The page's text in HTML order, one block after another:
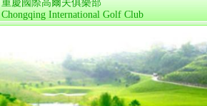
重慶國際高爾夫俱樂部
Chongqing International Golf Club